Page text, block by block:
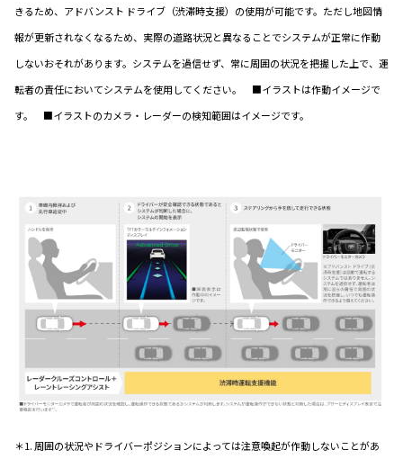
きるため、アドバンスト ドライブ（渋滞時支援）の使用が可能です。ただし地図情
報が更新されなくなるため、実際の道路状況と異なることでシステムが正常に作動
しないおそれがあります。システムを過信せず、常に周囲の状況を把握した上で、運
転者の責任においてシステムを使用してください。 ■イラストは作動イメージで
す。 ■イラストのカメラ・レーダーの検知範囲はイメージです。
＊1. 周囲の状況やドライバーポジションによっては注意喚起が作動しないことがあ